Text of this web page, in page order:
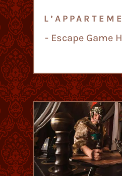
- Escape Game